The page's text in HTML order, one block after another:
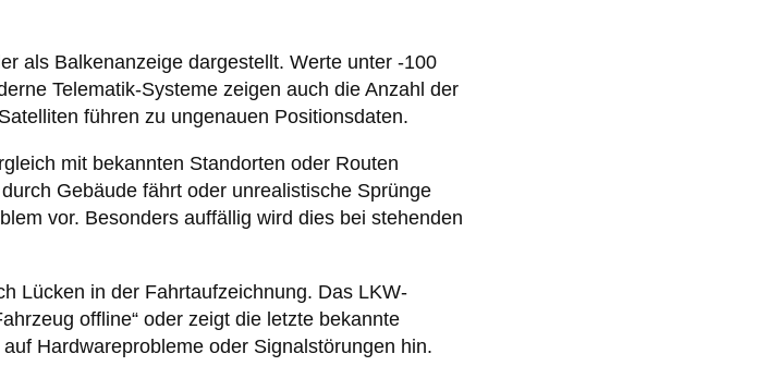
als Balkenanzeige dargestellt. Werte unter -100
Telematik-Systeme zeigen auch die Anzahl der
führen zu ungenauen Positionsdaten.
mit bekannten Standorten oder Routen
Gebäude fährt oder unrealistische Sprünge
vor. Besonders auffällig wird dies bei stehenden
Lücken in der Fahrtaufzeichnung. Das LKW-
offline“ oder zeigt die letzte bekannte
Hardwareprobleme oder Signalstörungen hin.